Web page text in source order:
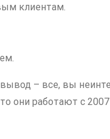
клиентам.
– все, вы
они работают с